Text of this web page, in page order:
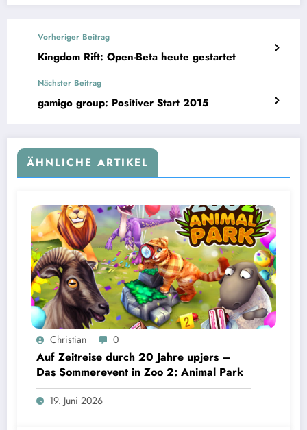
Vorheriger Beitrag
Kingdom Rift: Open-Beta heute gestartet
Nächster Beitrag
gamigo group: Positiver Start 2015
ÄHNLICHE ARTIKEL
Christian 0
Auf Zeitreise durch 20 Jahre upjers –
Das Sommerevent in Zoo 2: Animal Park
19. Juni 2026